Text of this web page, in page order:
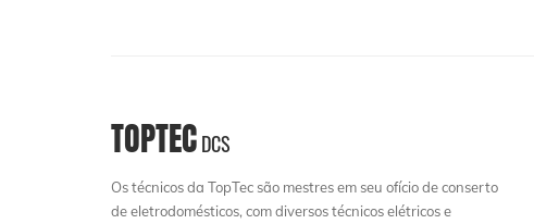
TOPTECDCS
Os técnicos da TopTec são mestres em seu ofício de conserto
de eletrodomésticos, com diversos técnicos elétricos e